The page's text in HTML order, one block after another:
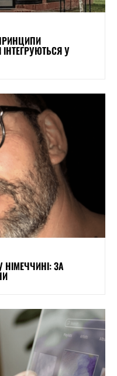
ІНТЕГРУЮТЬСЯ У
НІМЕЧЧИНІ: ЗА